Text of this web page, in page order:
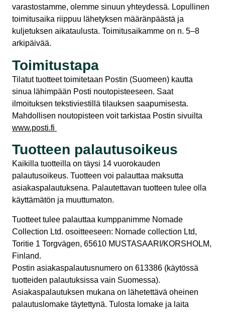
varastostamme, olemme sinuun yhteydessä. Lopullinen
toimitusaika riippuu lähetyksen määränpäästä ja
kuljetuksen aikataulusta. Toimitusaikamme on n. 5–8
arkipäivää.
Toimitustapa
Tilatut tuotteet toimitetaan Postin (Suomeen) kautta
sinua lähimpään Posti noutopisteeseen. Saat
ilmoituksen tekstiviestillä tilauksen saapumisesta.
Mahdollisen noutopisteen voit tarkistaa Postin sivuilta
www.posti.fi
Tuotteen palautusoikeus
Kaikilla tuotteilla on täysi 14 vuorokauden
palautusoikeus. Tuotteen voi palauttaa maksutta
asiakaspalautuksena. Palautettavan tuotteen tulee olla
käyttämätön ja muuttumaton.
Tuotteet tulee palauttaa kumppanimme Nomade
Collection Ltd. osoitteeseen: Nomade collection Ltd,
Toritie 1 Torgvägen, 65610 MUSTASAARI/KORSHOLM,
Finland.
Postin asiakaspalautusnumero on 613386 (käytössä
tuotteiden palautuksissa vain Suomessa).
Asiakaspalautuksen mukana on lähetettävä oheinen
palautuslomake täytettynä. Tulosta lomake ja laita